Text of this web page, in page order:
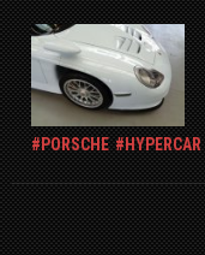
PORSCHE HYPERCAR